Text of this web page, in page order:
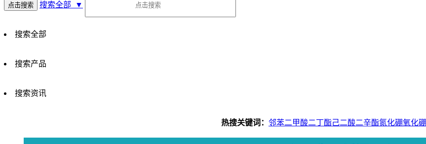
搜索全部 ▼
搜索全部
搜索产品
搜索资讯
热搜关键词： 邻苯二甲酸二丁酯己二酸二辛酯氮化硼氧化硼